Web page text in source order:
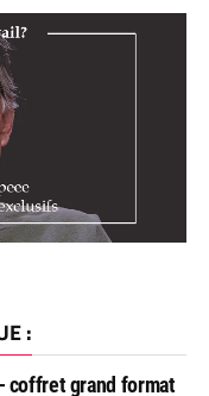
:
coffret grand format